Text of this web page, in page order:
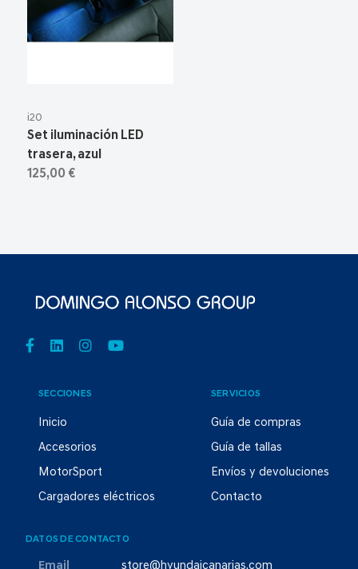
i20
Set iluminación LED
trasera, azul
125,00 €
SECCIONES
Inicio
Accesorios
MotorSport
Cargadores eléctricos
SERVICIOS
Guía de compras
Guía de tallas
Envíos y devoluciones
Contacto
DATOS DE CONTACTO
Email store@hyundaicanarias.com